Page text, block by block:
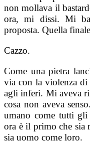
non mollava il
ora, mi dissi. Mi
proposta. Quella
Cazzo.
Come una pietra
via con la violenza
agli inferi. Mi aveva
cosa non aveva
umano come tutti
ora è il primo che sia
sia uomo come loro.